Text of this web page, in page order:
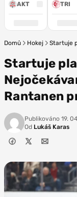
AKT
TRI
Domů Hokej Startuje
Startuje
Rantanen
Publikováno 19.
Od Lukáš Karas